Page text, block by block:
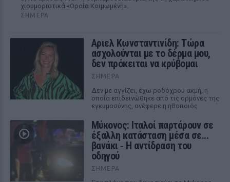
χιουμοριστικά «Ωραία Κοιμωμένη».
ΣΉΜΕΡΑ
Αριελ Κωνσταντινίδη: Τώρα
ασχολούνται με το δέρμα μου,
δεν πρόκειται να κρύβομαι
ΣΉΜΕΡΑ
Δεν με αγγίζει, έχω ροδόχρου ακμή, η
οποία επιδεινώθηκε από τις ορμόνες της
εγκυμοσύνης, ανέφερε η ηθοποιός
Μύκονος: Ιταλοί παρτάρουν σε
έξαλλη κατάσταση μέσα σε...
βανάκι ‑ Η αντίδραση του
οδηγού
ΣΉΜΕΡΑ